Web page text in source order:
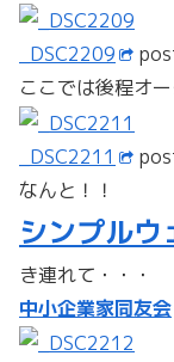
_DSC2209
ここでは後程オ
_DSC2211
なんと！！
シンプルウ
き連れて・・・
中小企業家同友会